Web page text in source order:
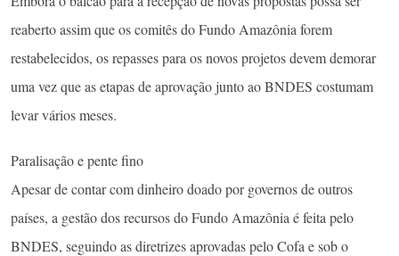
reaberto assim que os comitês do Fundo Amazônia forem
restabelecidos, os repasses para os novos projetos devem demorar
uma vez que as etapas de aprovação junto ao BNDES costumam
levar vários meses.
Paralisação e pente fino
Apesar de contar com dinheiro doado por governos de outros
países, a gestão dos recursos do Fundo Amazônia é feita pelo
BNDES, seguindo as diretrizes aprovadas pelo Cofa e sob o